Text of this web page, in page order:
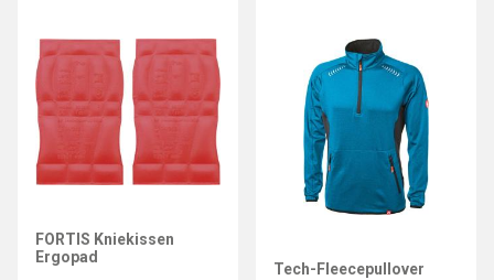
FORTIS Kniekissen
Ergopad
Tech-Fleecepullover